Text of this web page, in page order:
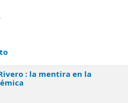
.
: la mentira en la